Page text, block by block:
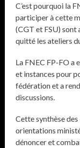
C’est pourquoi la
participer à cette
(CGT et FSU) sont
quitté les ateliers
La FNEC FP-FO a
et instances pour
fédération et a
discussions.
Cette synthèse
orientations
dénoncer et